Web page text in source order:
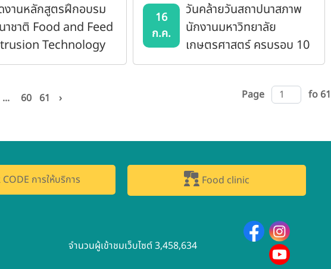
งานหลักสูตรฝึกอบรม
าชาติ Food and Feed
Technology
16
ก.ค.
วันคล้ายวันสถาปนาสภาพ
นักงานมหาวิทยาลัย
เกษตรศาสตร์ ครบรอบ 10
ปี
... 60 61 › Page fo 61
การให้บริการ Food clinic
จำนวนผู้เข้าชมเว็บไซต์ 3,458,634